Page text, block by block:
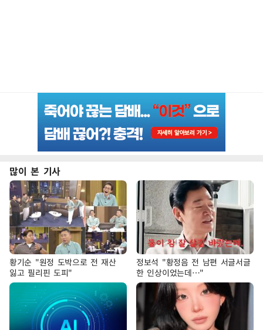
많이 본 기사
황기순 "원정 도박으로 전 재산
잃고 필리핀 도피"
정보석 "황정음 전 남편 서글서글
한 인상이었는데…"